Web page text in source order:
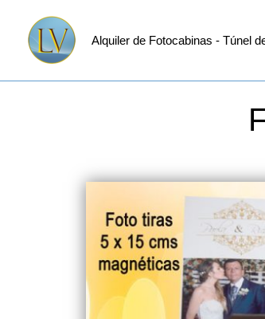
Alquiler de Fotocabinas - Túnel